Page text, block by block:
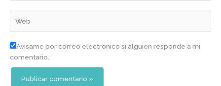
Avísame por correo electrónico si alguien responde a mi
comentario.